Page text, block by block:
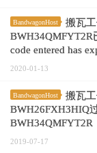
BandwagonHost
搬瓦
BWH34QMFYT2R
code entered has
2020-01-13
BandwagonHost
搬瓦
BWH26FXH3HIQ
BWH34QMFYT2R
2019-07-17